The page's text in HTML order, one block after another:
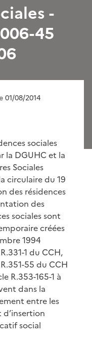
-
45
01/08/2014
sociales
la DGUHC et la
Sociales
circulaire du 19
des résidences
des
sociales sont
créées
1994
1 du CCH,
55 du CCH
R.353-165-1 à
dans la
entre les
social